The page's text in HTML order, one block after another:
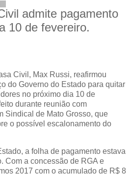
admite pagamento
10 de fevereiro.
Civil, Max Russi, reafirmou
do Governo do Estado para quitar
no próximo dia 10 de
durante reunião com
Sindical de Mato Grosso, que
o possível escalonamento do
a folha de pagamento estava
Com a concessão de RGA e
2017 com o acumulado de R$ 8